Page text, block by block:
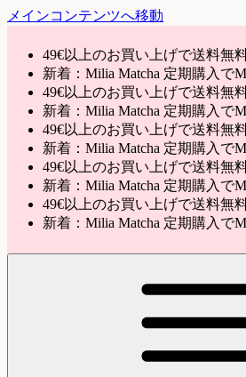
メインコンテンツへ移動
49€以上のお買い上げで送料無
新着：Milia Matcha 定期購入で
49€以上のお買い上げで送料無
新着：Milia Matcha 定期購入で
49€以上のお買い上げで送料無
新着：Milia Matcha 定期購入で
49€以上のお買い上げで送料無
新着：Milia Matcha 定期購入で
49€以上のお買い上げで送料無
新着：Milia Matcha 定期購入で